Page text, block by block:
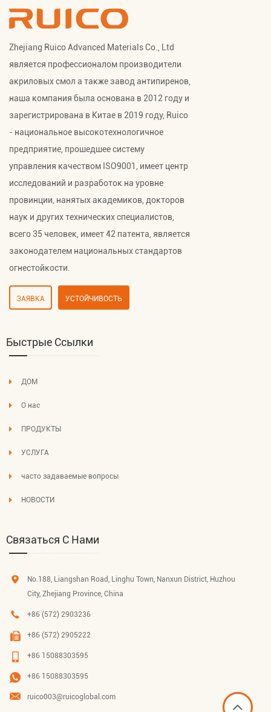
Zhejiang Ruico Advanced Materials Co., Ltd
является профессионалом производители
акриловых смол а также завод антипиренов
наша компания была основана в 2012 году и
зарегистрирована в Китае в 2019 году, Ruico
- национальное высокотехнологичное
предприятие, прошедшее систему
управления качеством ISO9001, имеет центр
исследований и разработок на уровне
провинции, нанятых академиков, докторов
наук и других технических специалистов,
всего 35 человек, имеет 42 патента, является
законодателем национальных стандартов
огнестойкости.
ЗАЯВКА УСТОЙЧИВОСТЬ
Быстрые Ссылки
ДОМ
О нас
ПРОДУКТЫ
УСЛУГА
часто задаваемые вопросы
НОВОСТИ
Связаться С Нами
No.188, Liangshan Road, Linghu Town, Nanxun District, Huzhou
City, Zhejiang Province, China
+86 (572) 2903236
+86 (572) 2905222
+86 15088303595
+86 15088303595
ruico003@ruicoglobal.com